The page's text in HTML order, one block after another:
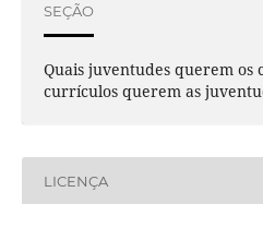
SEÇÃO
Quais juventudes querem os
currículos querem as
LICENÇA